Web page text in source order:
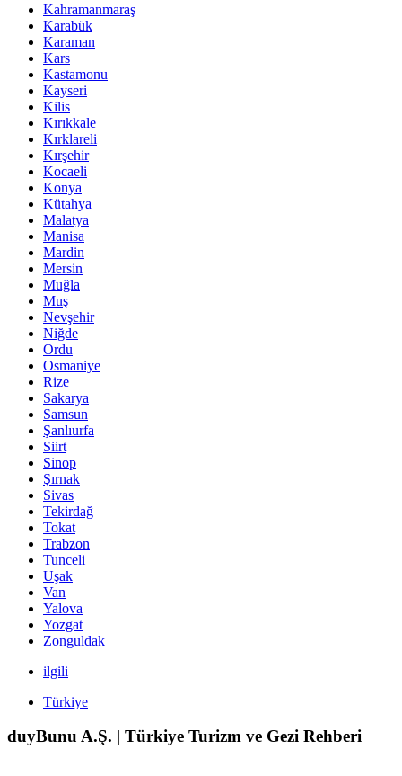
Kahramanmaraş
Karabük
Karaman
Kars
Kastamonu
Kayseri
Kilis
Kırıkkale
Kırklareli
Kırşehir
Kocaeli
Konya
Kütahya
Malatya
Manisa
Mardin
Mersin
Muğla
Muş
Nevşehir
Niğde
Ordu
Osmaniye
Rize
Sakarya
Samsun
Şanlıurfa
Siirt
Sinop
Şırnak
Sivas
Tekirdağ
Tokat
Trabzon
Tunceli
Uşak
Van
Yalova
Yozgat
Zonguldak
ilgili
Türkiye
duyBunu A.Ş. | Türkiye Turizm ve Gezi Rehberi